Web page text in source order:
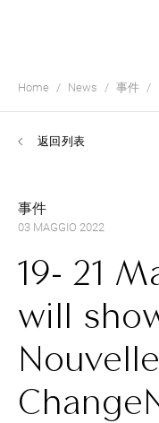
Home News 事件
返回列表
事件
03 MAGGIO 2022
19- 21
will